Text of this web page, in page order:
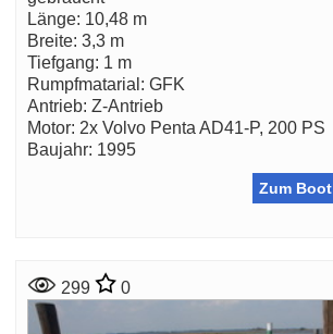
Länge: 10,48 m
Breite: 3,3 m
Tiefgang: 1 m
Rumpfmatarial: GFK
Antrieb: Z-Antrieb
Motor: 2x Volvo Penta AD41-P, 200 PS
Baujahr: 1995
Zum Boot
299 0